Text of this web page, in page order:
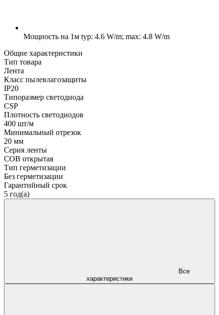
Мощность на 1м typ: 4.6 W/m; max: 4.8 W/m
Общие характеристики
Тип товара
Лента
Класс пылевлагозащиты
IP20
Типоразмер светодиода
CSP
Плотность светодиодов
400 шт/м
Минимальный отрезок
20 мм
Серия ленты
COB открытая
Тип герметизации
Без герметизации
Гарантийный срок
5 год(а)
характеристики